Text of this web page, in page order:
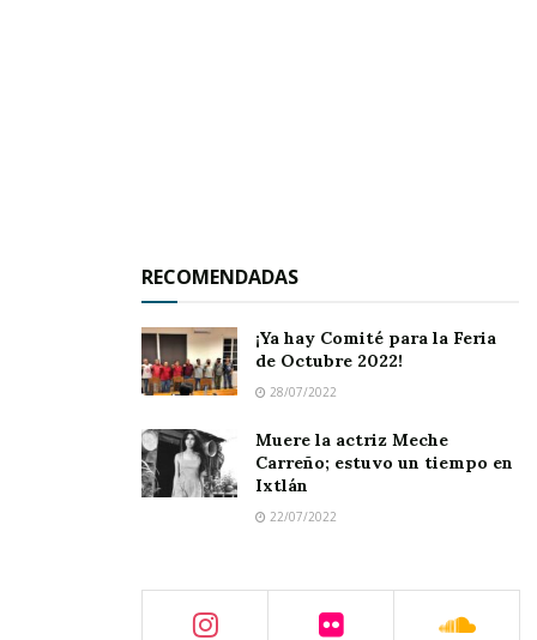
RECOMENDADAS
¡Ya hay Comité para la Feria
de Octubre 2022!
28/07/2022
Muere la actriz Meche
Carreño; estuvo un tiempo en
Ixtlán
22/07/2022